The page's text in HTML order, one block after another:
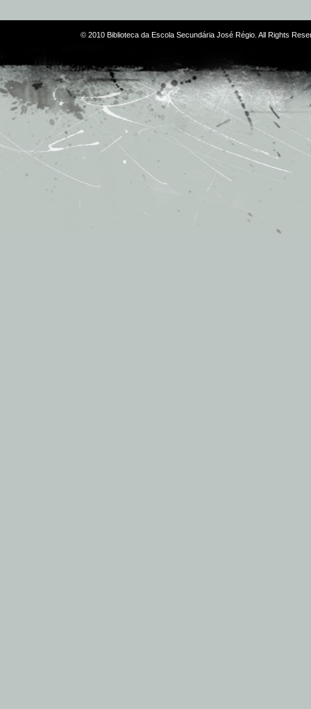
© 2010 Biblioteca da Escola Secundária José Régio. All Rights